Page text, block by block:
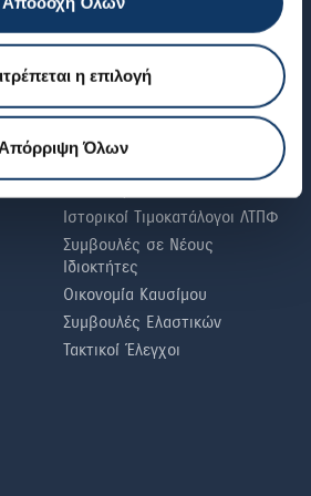
η επιλογή
Όλων
ΧΡΗΣΙΜΕΣ ΠΛΗΡΟΦΟΡΙΕΣ
Αίτηση Έκδοσης
Πιστοποιητικού Συμμόρφωσης
(COC)
Βεβαίωση Εξοπλισμού
Εισαγόμενου Μεταχειρισμένου
Ιστορικοί Τιμοκατάλογοι ΛΤΠΦ
Συμβουλές σε Nέους
Iδιοκτήτες
Οικονομία Καυσίμου
Συμβουλές Ελαστικών
Τακτικοί Έλεγχοι